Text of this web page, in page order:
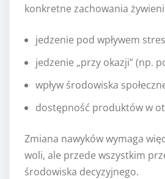
konkretne zachowania
jedzenie pod wpływem
jedzenie „przy okazji” (np.
wpływ środowiska
dostępność produktów w
Zmiana nawyków wymaga
woli, ale przede wszystkim
środowiska decyzyjnego.